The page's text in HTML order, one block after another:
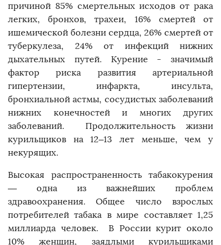
причиной 85% смертельных исходов от рака
легких, бронхов, трахеи, 16% смертей от
ишемической болезни сердца, 26% смертей от
туберкулеза, 24% от инфекций нижних
дыхательных путей. Курение - значимый
фактор риска развития артериальной
гипертензии, инфаркта, инсульта,
бронхиальной астмы, сосудистых заболеваний
нижних конечностей и многих других
заболеваний. Продолжительность жизни
курильщиков на 12–13 лет меньше, чем у
некурящих.
Высокая распространенность табакокурения
— одна из важнейших проблем
здравоохранения. Общее число взрослых
потребителей табака в мире составляет 1,25
миллиарда человек. В России курит около
10% женщин, заядлыми курильщиками